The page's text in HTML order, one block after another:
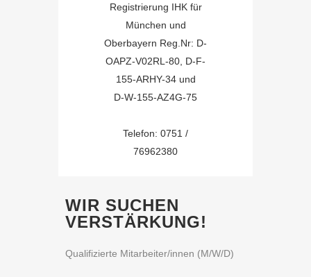
Registrierung IHK für
München und
Oberbayern Reg.Nr: D-
OAPZ-V02RL-80, D-F-
155-ARHY-34 und
D-W-155-AZ4G-75
Telefon: 0751 /
76962380
WIR SUCHEN
VERSTÄRKUNG!
Qualifizierte Mitarbeiter/innen (M/W/D)